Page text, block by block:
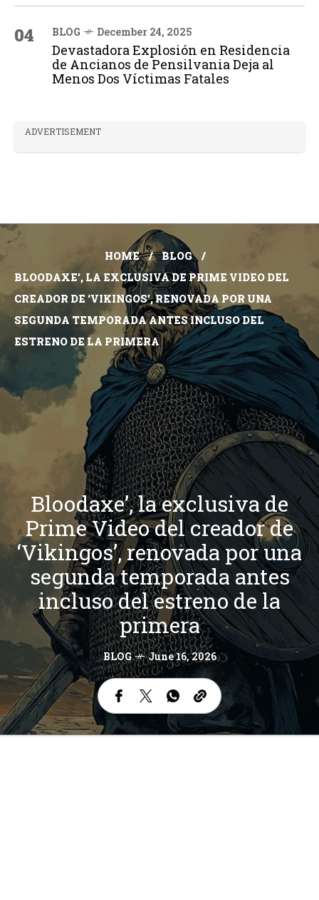
04 BLOG December 24, 2025
Devastadora Explosión en Residencia
de Ancianos de Pensilvania Deja al
Menos Dos Víctimas Fatales
ADVERTISEMENT
HOME
BLOG
BLOODAXE’, LA EXCLUSIVA DE PRIME VIDEO DEL
CREADOR DE ‘VIKINGOS’, RENOVADA POR UNA
SEGUNDA TEMPORADA ANTES INCLUSO DEL
ESTRENO DE LA PRIMERA
Bloodaxe’, la exclusiva de
Prime Video del creador de
‘Vikingos’, renovada por una
segunda temporada antes
incluso del estreno de la
primera
BLOG June 16, 2026